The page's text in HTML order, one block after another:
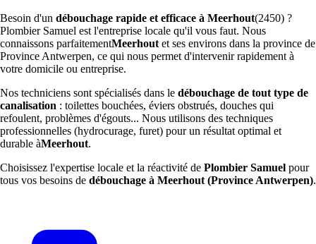
Besoin d'un débouchage rapide et efficace à Meerhout(2450) ?
Plombier Samuel est l'entreprise locale qu'il vous faut. Nous
connaissons parfaitementMeerhout et ses environs dans la province de
Province Antwerpen, ce qui nous permet d'intervenir rapidement à
votre domicile ou entreprise.
Nos techniciens sont spécialisés dans le débouchage de tout type de
canalisation : toilettes bouchées, éviers obstrués, douches qui
refoulent, problèmes d'égouts... Nous utilisons des techniques
professionnelles (hydrocurage, furet) pour un résultat optimal et
durable àMeerhout.
Choisissez l'expertise locale et la réactivité de Plombier Samuel pour
tous vos besoins de débouchage à Meerhout (Province Antwerpen).